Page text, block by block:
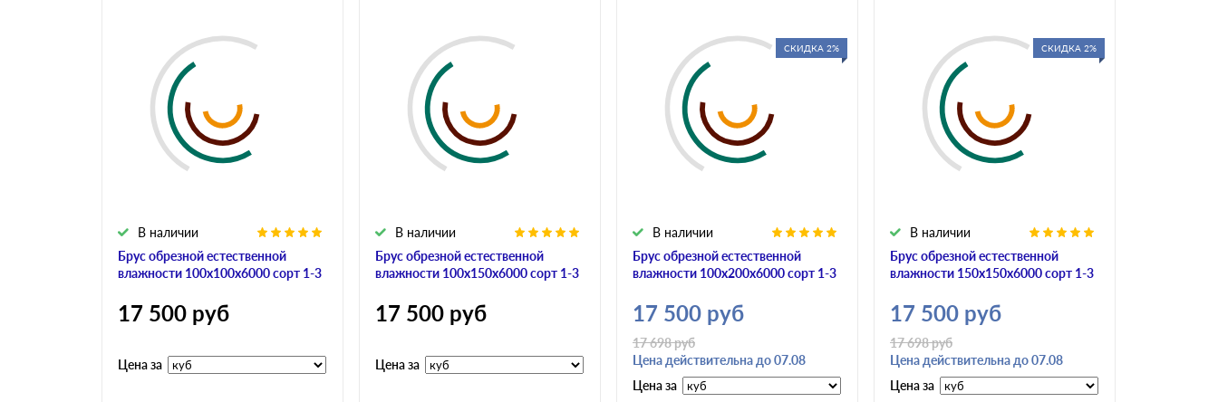
Брус обрезной естественной
влажности 100х100х6000 сорт 1-3
В наличии
17 500 руб
Цена за
Брус обрезной естественной
влажности 100х150х6000 сорт 1-3
В наличии
17 500 руб
Цена за
СКИДКА 2%
Брус обрезной естественной
влажности 100х200х6000 сорт 1-3
В наличии
17 500 руб
17 698руб
Цена действительна до 07.08
Цена за
СКИДКА 2%
Брус обрезной естественной
влажности 150х150х6000 сорт 1-3
В наличии
17 500 руб
17 698руб
Цена действительна до 07.08
Цена за